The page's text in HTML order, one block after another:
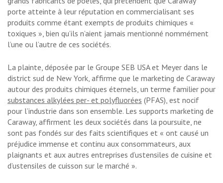
porte atteinte à leur réputation en commercialisant ses
produits comme étant exempts de produits chimiques «
toxiques », bien qu’ils n’aient jamais mentionné nommément
l’une ou l’autre de ces sociétés.
La plainte, déposée par le Groupe SEB USA et Meyer dans le
district sud de New York, affirme que le marketing de Caraway
autour des produits chimiques éternels, un terme familier pour
substances alkylées per- et polyfluorées (PFAS), est nocif
pour l’industrie dans son ensemble. Les supports marketing de
Caraway, affirment les deux sociétés dans la poursuite, ne
sont pas fondés sur des faits scientifiques et « ont causé un
préjudice immense et continu aux consommateurs, aux
plaignants et aux autres entreprises d’ustensiles de cuisine et
d’ustensiles de cuisson sur le marché ».